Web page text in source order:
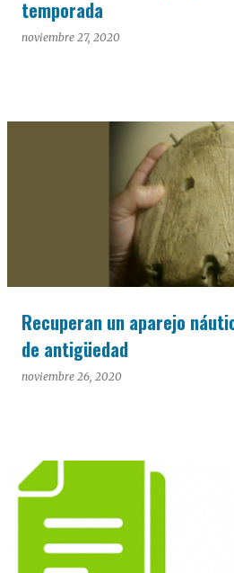
temporada
noviembre 27, 2020
Recuperan un aparejo
de antigüedad
noviembre 26, 2020